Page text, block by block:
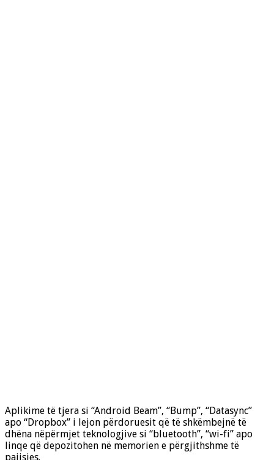
Aplikime të tjera si “Android Beam”, “Bump”, “Datasync”
apo “Dropbox” i lejon përdoruesit që të shkëmbejnë të
dhëna nëpërmjet teknologjive si “bluetooth”, “wi-fi” apo
linqe që depozitohen në memorien e përgjithshme të
pajisjes.